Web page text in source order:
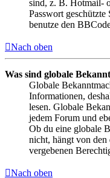
sind, z. B. Hotmail-
Passwort
benutze den
Nach oben
Was sind globale
Globale
Informationen,
lesen. Globale
jedem Forum und
Ob du eine globale
nicht, hängt von
vergebenen
Nach oben